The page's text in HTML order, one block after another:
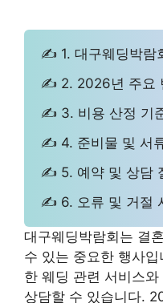
✍ 1. 대구웨딩박람
✍ 2. 2026년 주요
✍ 3. 비용 산정 기
✍ 4. 준비물 및 서
✍ 5. 예약 및 상담
✍ 6. 오류 및 거절
대구웨딩박람회는 결
수 있는 중요한 행사
한 웨딩 관련 서비스
상담할 수 있습니다.